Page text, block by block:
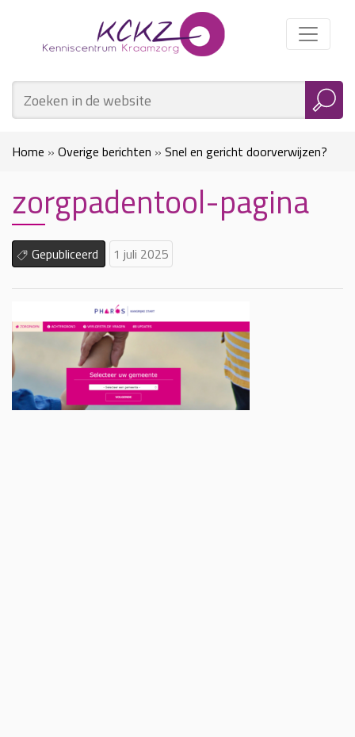
Home » Overige berichten » Snel en gericht doorverwijzen?
Ontdek de zorgpadentool » zorgpadentool-pagina
zorgpadentool-pagina
Gepubliceerd 1 juli 2025